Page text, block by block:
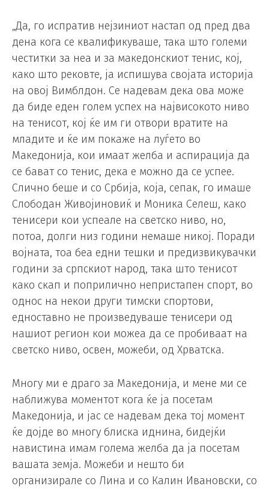
„Да, го испратив нејзиниот настап од пред два
дена кога се квалификуваше, така што големи
честитки за неа и за македонскиот тенис, кој,
како што рековте, ја испишува својата историја
на овој Вимблдон. Се надевам дека ова може
да биде еден голем успех на највисокото ниво
на тенисот, кој ќе им ги отвори вратите на
младите и ќе им покаже на луѓето во
Македонија, кои имаат желба и аспирација да
се бават со тенис, дека е можно да се успее.
Слично беше и со Србија, која, сепак, го имаше
Слободан Живојиновиќ и Моника Селеш, како
тенисери кои успеале на светско ниво, но,
потоа, долги низ години немаше никој. Поради
војната, тоа беа едни тешки и предизвикувачки
години за српскиот народ, така што тенисот
како скап и поприлично непристапен спорт, во
однос на некои други тимски спортови,
едноставно не произведуваше тенисери од
нашиот регион кои можеа да се пробиваат на
светско ниво, освен, можеби, од Хрватска.
Многу ми е драго за Македонија, и мене ми се
наближува моментот кога ќе ја посетам
Македонија, и јас се надевам дека тој момент
ќе дојде во многу блиска иднина, бидејќи
навистина имам голема желба да ја посетам
вашата земја. Можеби и нешто би
организирале со Лина и со Калин Ивановски, со